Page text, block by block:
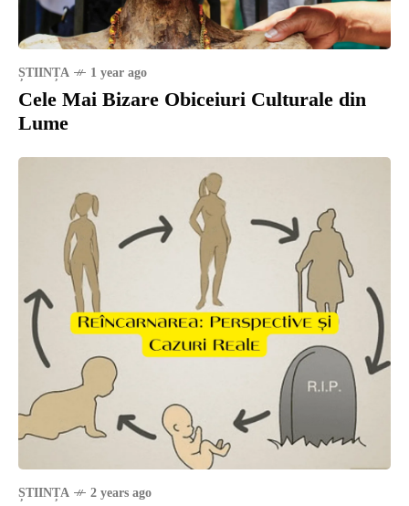
ȘTIINȚA 1 year ago
Cele Mai Bizare Obiceiuri Culturale din
Lume
ȘTIINȚA 2 years ago